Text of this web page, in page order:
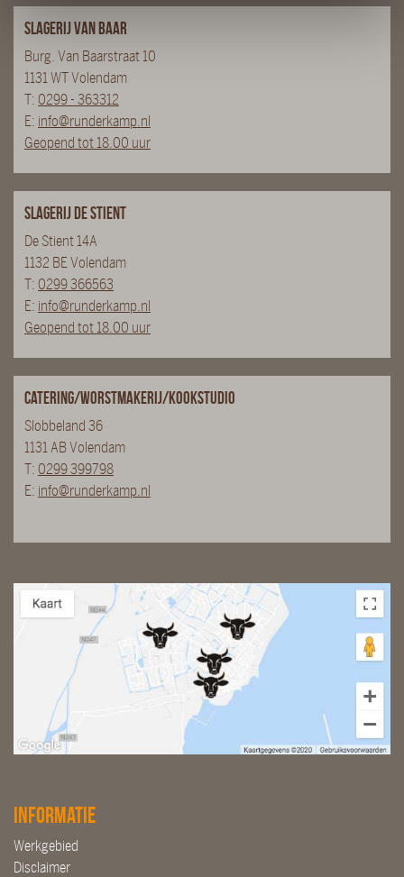
Slagerij van Baar
Burg. Van Baarstraat 10
1131 WT Volendam
T: 0299 - 363312
E: info@runderkamp.nl
Geopend tot 18.00 uur
Slagerij De Stient
De Stient 14A
1132 BE Volendam
T: 0299 366563
E: info@runderkamp.nl
Geopend tot 18.00 uur
Catering/Worstmakerij/Kookstudio
Slobbeland 36
1131 AB Volendam
T: 0299 399798
E: info@runderkamp.nl
Informatie
Werkgebied
Disclaimer